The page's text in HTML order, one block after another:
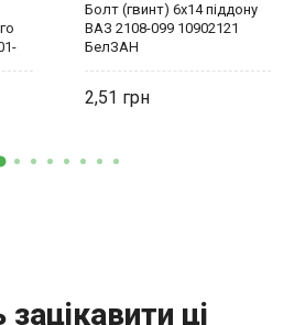
Болт (гвинт) 6х14 піддону
ВАЗ 2108-099 10902121
БелЗАН
2,51
ці